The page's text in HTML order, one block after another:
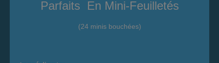
Parfaits En Mini-Feuilletés
(24 minis bouchées)